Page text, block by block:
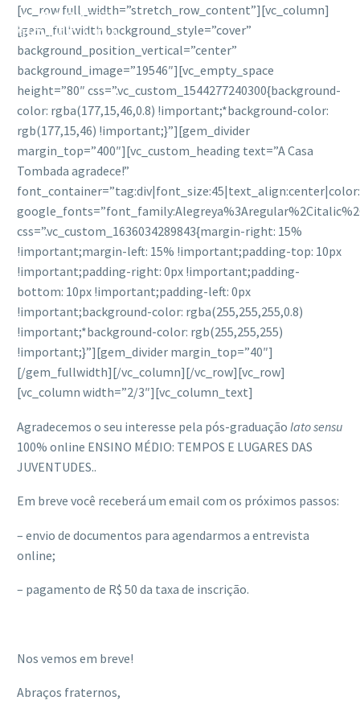
[vc_row full_width=”stretch_row_content”][vc_column]
[gem_fullwidth background_style=”cover”
background_position_vertical=”center”
background_image=”19546″][vc_empty_space
height=”80″ css=”.vc_custom_1544277240300{background-
color: rgba(177,15,46,0.8) !important;*background-color:
rgb(177,15,46) !important;}”][gem_divider
margin_top=”400″][vc_custom_heading text=”A Casa
Tombada agradece!”
css=”.vc_custom_1636034289843{margin-right: 15%
!important;margin-left: 15% !important;padding-top: 10px
!important;padding-right: 0px !important;padding-
bottom: 10px !important;padding-left: 0px
!important;background-color: rgba(255,255,255,0.8)
!important;*background-color: rgb(255,255,255)
!important;}”][gem_divider margin_top=”40″]
[/gem_fullwidth][/vc_column][/vc_row][vc_row]
[vc_column width=”2/3″][vc_column_text]
Agradecemos o seu interesse pela pós-graduação lato sensu
100% online ENSINO MÉDIO: TEMPOS E LUGARES DAS
JUVENTUDES..
Em breve você receberá um email com os próximos passos:
– envio de documentos para agendarmos a entrevista
online;
– pagamento de R$ 50 da taxa de inscrição.
Nos vemos em breve!
Abraços fraternos,